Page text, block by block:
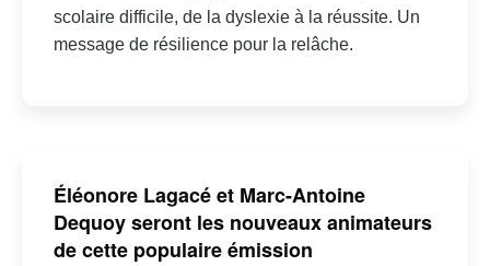
scolaire difficile, de la dyslexie à la réussite. Un
message de résilience pour la relâche.
Éléonore Lagacé et Marc-Antoine
Dequoy seront les nouveaux animateurs
de cette populaire émission